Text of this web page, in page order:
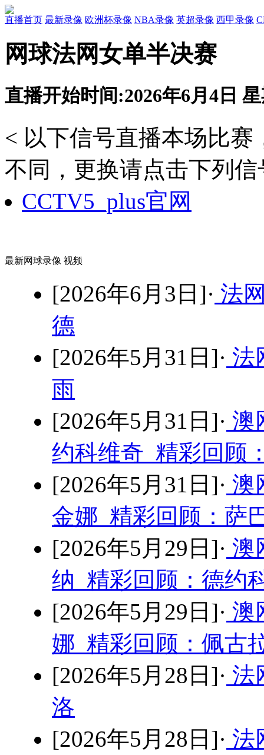
直播首页 最新录像 欧洲杯录像 NBA录像 英超录像 西甲录像
网球法网女单半决赛
直播开始时间:2026年6月4日
< 以下信号直播本场比
不同，更换请点击下列信
CCTV5_plus官网
最新网球录像 视频
[2026年6月3日]· 法
德
[2026年5月31日]· 法
雨
[2026年5月31日]· 澳
约科维奇 精彩回顾
[2026年5月31日]· 澳
金娜 精彩回顾：萨
[2026年5月29日]· 澳
纳 精彩回顾：德约
[2026年5月29日]· 澳
娜 精彩回顾：佩古
[2026年5月28日]· 法
洛
[2026年5月28日]· 法